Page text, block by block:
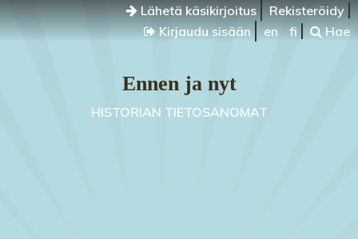
Lähetä käsikirjoitus
Rekisteröidy
Kirjaudu sisään
en fi Hae
Ennen ja nyt
HISTORIAN TIETOSANOMAT